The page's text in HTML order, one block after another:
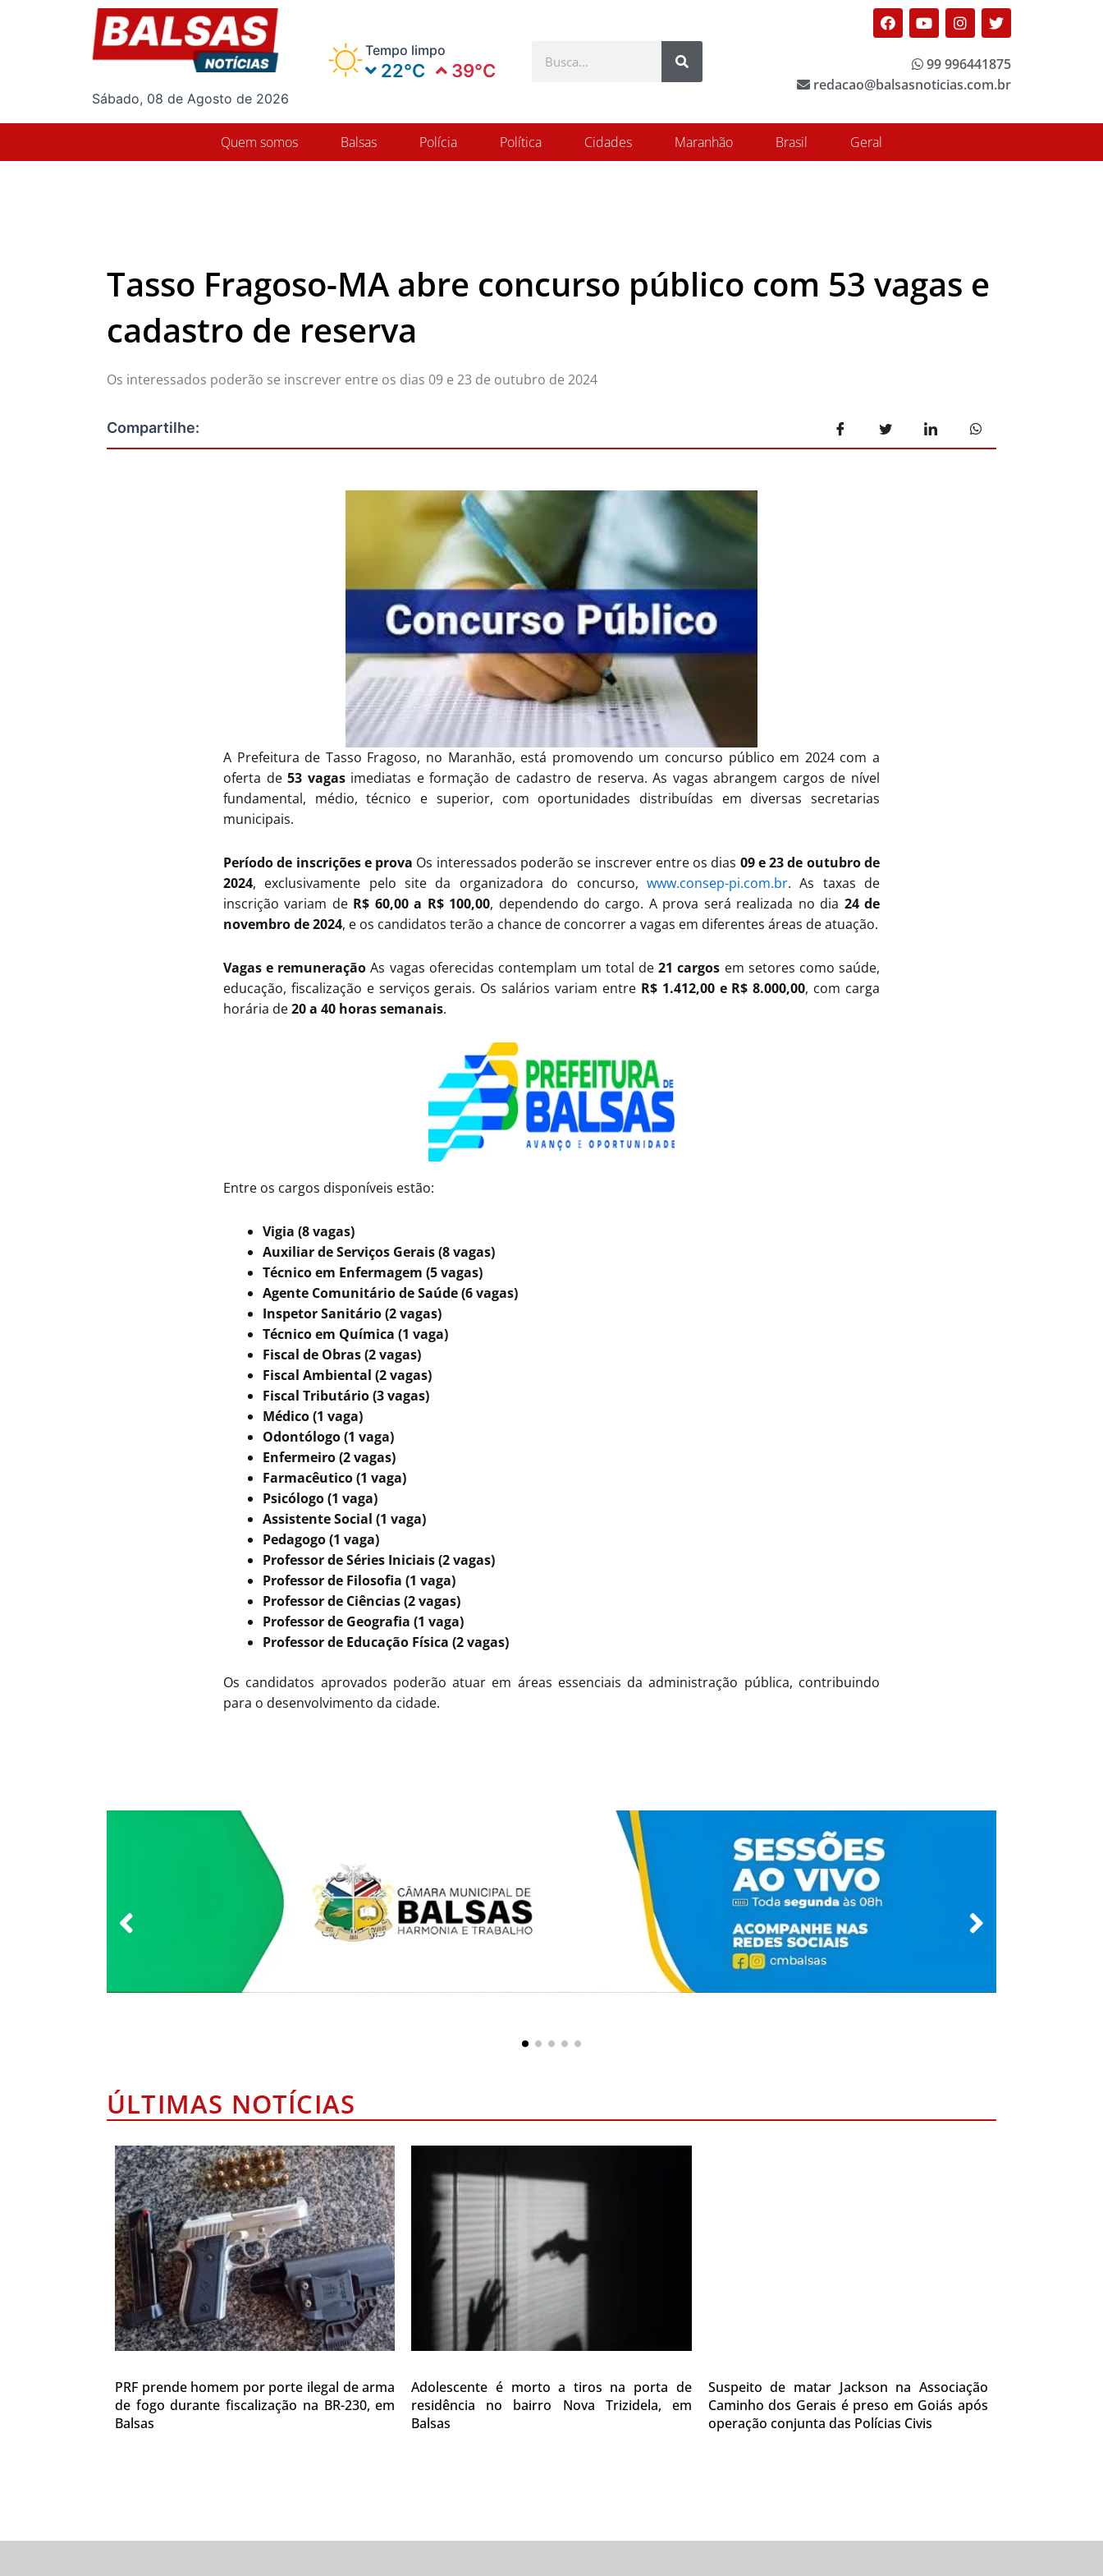
Sábado, 08 de Agosto de 2026
Tempo limpo
22°C 39°C
Search
Facebook
YoutubeInstagram
Twitter
99 996441875
redacao@balsasnoticias.com.br
Quem somos Balsas Polícia Política Cidades Maranhão Brasil Geral
Tasso Fragoso-MA abre concurso público com 53 vagas e
cadastro de reserva
Os interessados poderão se inscrever entre os dias 09 e 23 de outubro de 2024
A Prefeitura de Tasso Fragoso, no Maranhão, está promovendo um concurso público em 2024 com a
oferta de53 vagasimediatas e formação de cadastro de reserva. As vagas abrangem cargos de nível
fundamental, médio, técnico e superior, com oportunidades distribuídas em diversas secretarias
municipais.
Período de inscrições e prova Os interessados poderão se inscrever entre os dias 09 e 23 de outubro de
2024, exclusivamente pelo site da organizadora do concurso, www.consep-pi.com.br. As taxas de
inscrição variam de R$ 60,00 a R$ 100,00, dependendo do cargo. A prova será realizada no dia 24 de
novembro de 2024, e os candidatos terão a chance de concorrer a vagas em diferentes áreas de atuação.
Vagas e remuneração As vagas oferecidas contemplam um total de21 cargos em setores como saúde,
educação, fiscalização e serviços gerais. Os salários variam entre R$ 1.412,00 e R$ 8.000,00, com carga
horária de20 a 40 horas semanais.
Entre os cargos disponíveis estão:
Vigia (8 vagas)
Auxiliar de Serviços Gerais (8 vagas)
Técnico em Enfermagem (5 vagas)
Agente Comunitário de Saúde (6 vagas)
Inspetor Sanitário (2 vagas)
Técnico em Química (1 vaga)
Fiscal de Obras (2 vagas)
Fiscal Ambiental (2 vagas)
Fiscal Tributário (3 vagas)
Médico (1 vaga)
Odontólogo (1 vaga)
Enfermeiro (2 vagas)
Farmacêutico (1 vaga)
Psicólogo (1 vaga)
Assistente Social (1 vaga)
Pedagogo (1 vaga)
Professor de Séries Iniciais (2 vagas)
Professor de Filosofia (1 vaga)
Professor de Ciências (2 vagas)
Professor de Geografia (1 vaga)
Professor de Educação Física (2 vagas)
Os candidatos aprovados poderão atuar em áreas essenciais da administração pública, contribuindo
para o desenvolvimento da cidade.
ÚLTIMAS NOTÍCIAS
PRF prende homem por porte ilegal de arma
de fogo durante fiscalização na BR-230, em
Balsas
Adolescente é morto a tiros na porta de
residência no bairro Nova Trizidela, em
Balsas
Suspeito de matar Jackson na Associação
Caminho dos Gerais é preso em Goiás após
operação conjunta das Polícias Civis